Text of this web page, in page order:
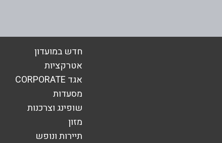
אימייל*
חדש במועדון
אטרקציות
אגד CORPORATE
מסעדות
שופינג וצרכנות
מזון
תיירות ונופש